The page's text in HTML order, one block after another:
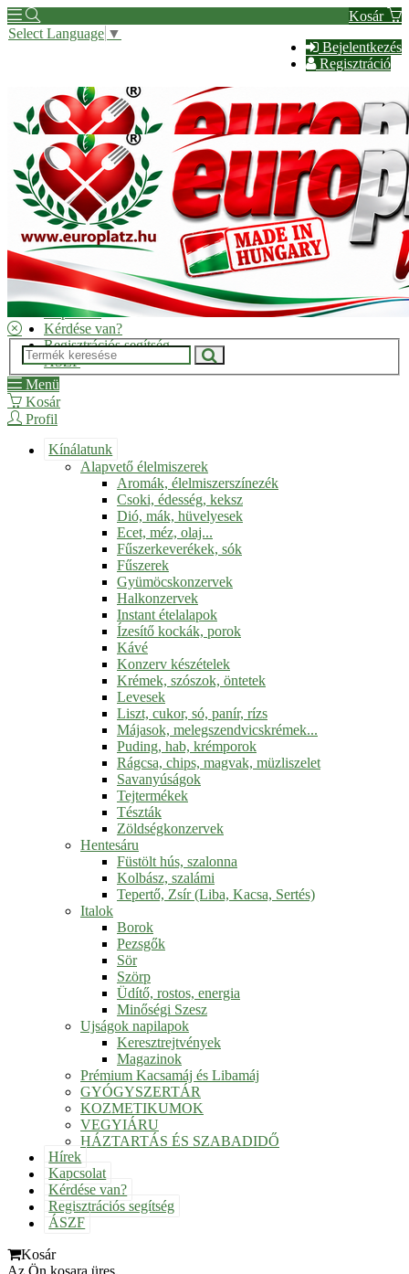
Kosár
Bejelentkezés
Regisztráció
Select Language ▼
Hírek
Kapcsolat
Kérdése van?
Regisztrációs segítség
ÁSZF
Menü
Kosár
Profil
Kínálatunk
Alapvető élelmiszerek
Aromák, élelmiszerszínezék
Csoki, édesség, keksz
Dió, mák, hüvelyesek
Ecet, méz, olaj...
Fűszerkeverékek, sók
Fűszerek
Gyümöcskonzervek
Halkonzervek
Instant ételalapok
Ízesítő kockák, porok
Kávé
Konzerv készételek
Krémek, szószok, öntetek
Levesek
Liszt, cukor, só, panír, rízs
Májasok, melegszendvicskrémek...
Puding, hab, krémporok
Rágcsa, chips, magvak, müzliszelet
Savanyúságok
Tejtermékek
Tészták
Zöldségkonzervek
Hentesáru
Füstölt hús, szalonna
Kolbász, szalámi
Tepertő, Zsír (Liba, Kacsa, Sertés)
Italok
Borok
Pezsgők
Sör
Szörp
Üdítő, rostos, energia
Minőségi Szesz
Ujságok napilapok
Keresztrejtvények
Magazinok
Prémium Kacsamáj és Libamáj
GYÓGYSZERTÁR
KOZMETIKUMOK
VEGYIÁRU
HÁZTARTÁS ÉS SZABADIDŐ
Hírek
Kapcsolat
Kérdése van?
Regisztrációs segítség
ÁSZF
Kosár
Az Ön kosara üres.